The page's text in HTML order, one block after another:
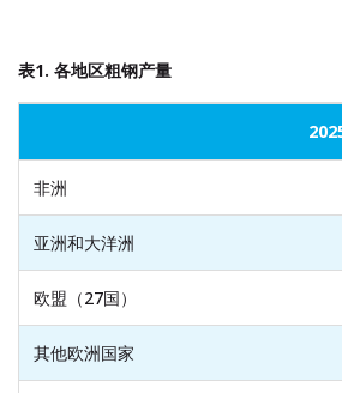
表1. 各地区粗钢产量
非洲
亚洲和大洋洲
欧盟（27国）
其他欧洲国家